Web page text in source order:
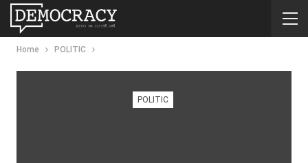
Home POLITIC
POLITIC